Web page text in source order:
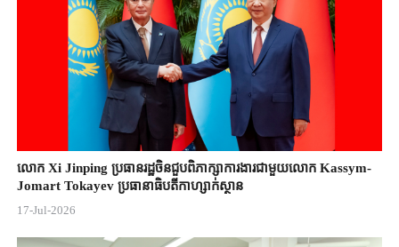
លោក Xi Jinping ប្រធានរដ្ឋចិន​ជួបពិភាក្សា​ការងារជាមួយ​លោក Kassym-
Jomart ​Tokayev ​ប្រធានាធិបតី​កាហ្សាក់ស្ថាន​
17-Jul-2026